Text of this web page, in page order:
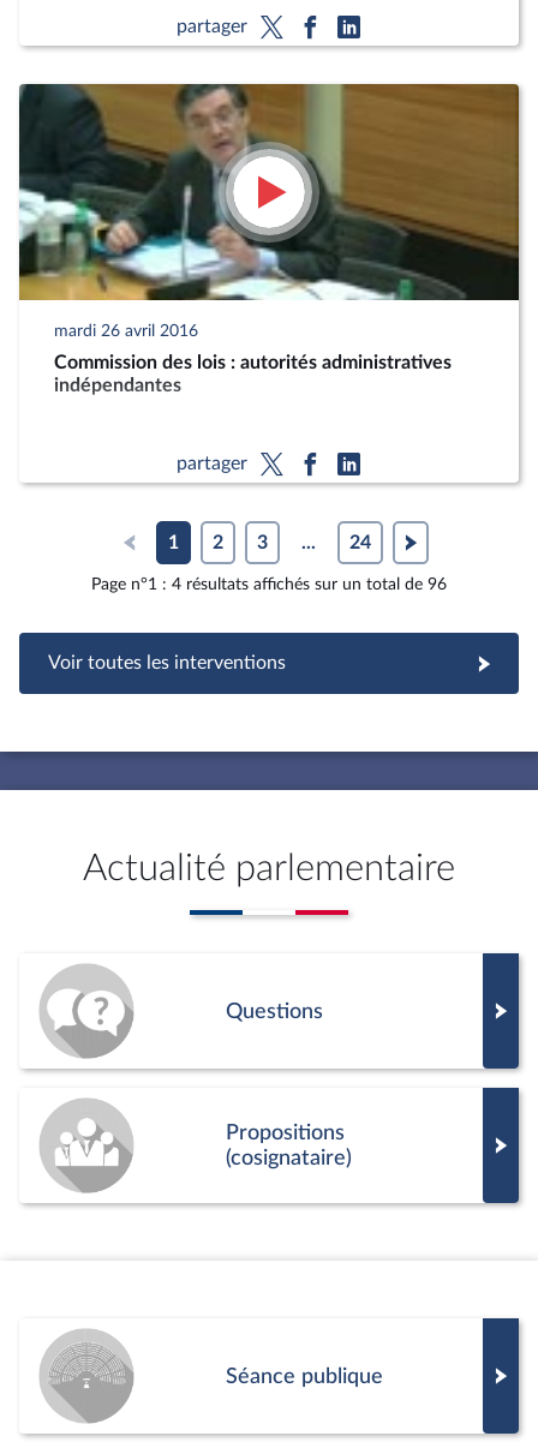
partager
mardi 26 avril 2016
Commission des lois : autorités administratives
indépendantes
partager
1 2 3 ... 24
Page n°1 : 4 résultats affichés sur un total de 96
Voir toutes les interventions
Actualité parlementaire
Questions
Propositions
(cosignataire)
Séance publique